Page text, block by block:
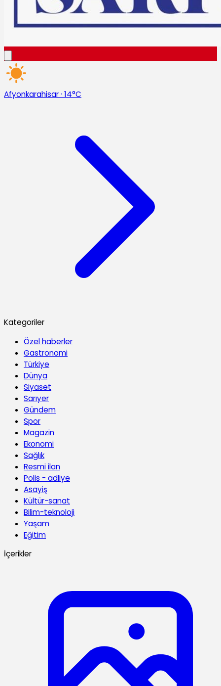
Afyonkarahisar· 14°C
Kategoriler
Özel haberler
Gastronomi
Türkiye
Dünya
Siyaset
Sarıyer
Gündem
Spor
Magazin
Ekonomi
Sağlık
Resmi ilan
Polis - adliye
Asayiş
Kültür-sanat
Bilim-teknoloji
Yaşam
Eğitim
İçerikler